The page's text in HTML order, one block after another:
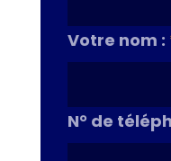
Votre nom :
N° de